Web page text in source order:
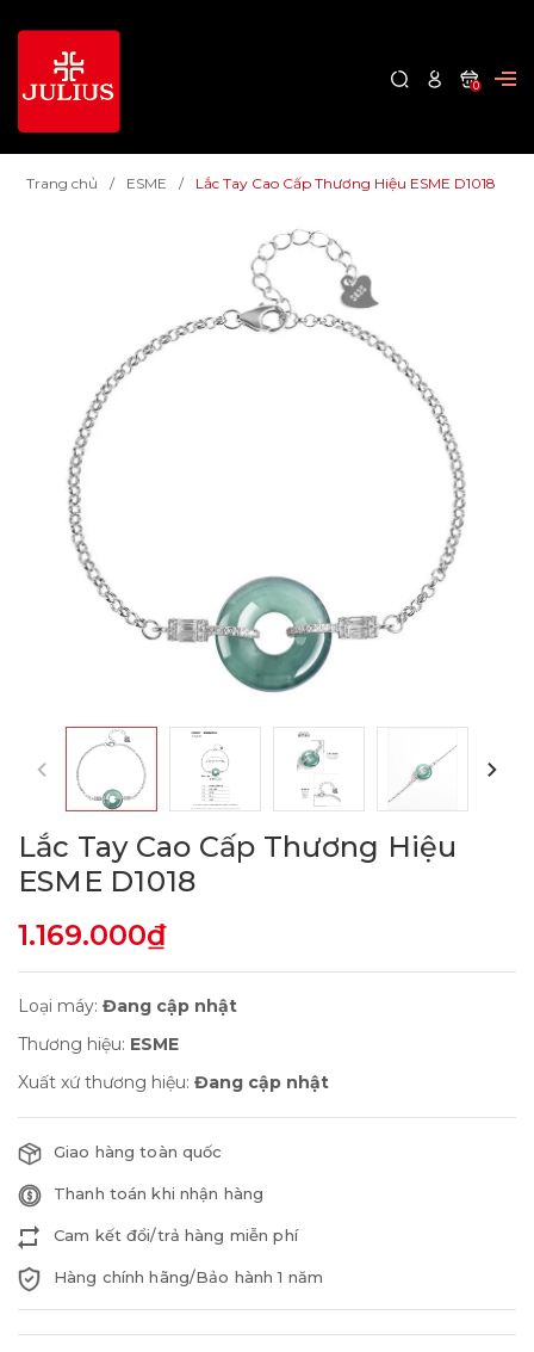
0
Trang chủ ESME Lắc Tay Cao Cấp Thương Hiệu ESME D1018
Lắc Tay Cao Cấp Thương Hiệu
ESME D1018
1.169.000₫
Loại máy: Đang cập nhật
Thương hiệu: ESME
Xuất xứ thương hiệu: Đang cập nhật
Giao hàng toàn quốc
Thanh toán khi nhận hàng
Cam kết đổi/trả hàng miễn phí
Hàng chính hãng/Bảo hành 1 năm